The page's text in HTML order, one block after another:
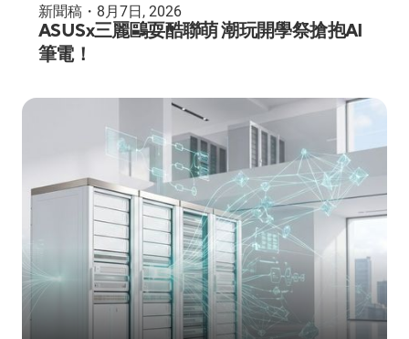
新聞稿 ・ 8月7日, 2026
ASUSx三麗鷗耍酷聯萌 潮玩開學祭搶抱AI
筆電！